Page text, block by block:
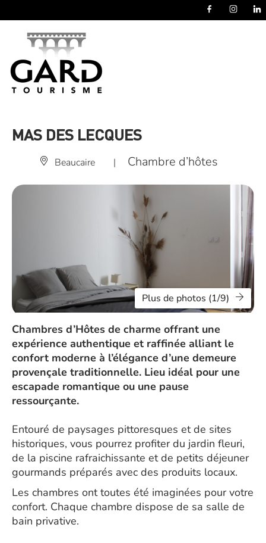
MAS DES LECQUES
Beaucaire | Chambre d’hôtes
Plus de photos (1/9)
Chambres d’Hôtes de charme offrant une
expérience authentique et raffinée alliant le
confort moderne à l’élégance d’une demeure
provençale traditionnelle. Lieu idéal pour une
escapade romantique ou une pause
ressourçante.
Entouré de paysages pittoresques et de sites
historiques, vous pourrez profiter du jardin fleuri,
de la piscine rafraichissante et de petits déjeuner
gourmands préparés avec des produits locaux.
Les chambres ont toutes été imaginées pour votre
confort. Chaque chambre dispose de sa salle de
bain privative.